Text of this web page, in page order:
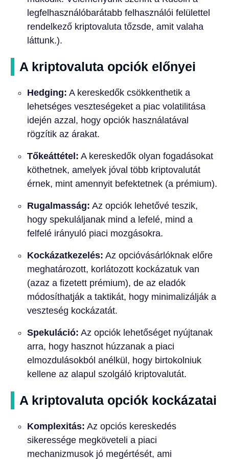
legfelhasználóbarátabb felhasználói felülettel
rendelkező kriptovaluta tőzsde, amit valaha
láttunk.).
A kriptovaluta opciók előnyei
Hedging: A kereskedők csökkenthetik a
lehetséges veszteségeket a piac volatilitása
idején azzal, hogy opciók használatával
rögzítik az árakat.
Tőkeáttétel: A kereskedők olyan fogadásokat
köthetnek, amelyek jóval több kriptovalutát
érnek, mint amennyit befektetnek (a prémium).
Rugalmasság: Az opciók lehetővé teszik,
hogy spekuláljanak mind a lefelé, mind a
felfelé irányuló piaci mozgásokra.
Kockázatkezelés: Az opcióvásárlóknak előre
meghatározott, korlátozott kockázatuk van
(azaz a fizetett prémium), de az eladók
módosíthatják a taktikát, hogy minimalizálják a
veszteség kockázatát.
Spekuláció: Az opciók lehetőséget nyújtanak
arra, hogy hasznot húzzanak a piaci
elmozdulásokból anélkül, hogy birtokolniuk
kellene az alapul szolgáló kriptovalutát.
A kriptovaluta opciók kockázatai
Komplexitás: Az opciós kereskedés
sikeressége megköveteli a piaci
mechanizmusok jó megértését, ami